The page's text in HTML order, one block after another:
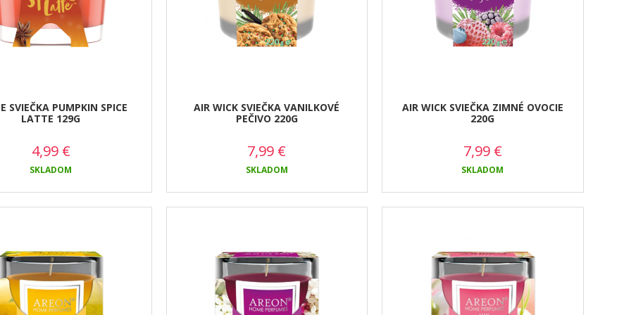
SVIEČKA PUMPKIN SPICE
LATTE 129G
4,99 €
SKLADOM
AIR WICK SVIEČKA VANILKOVÉ
PEČIVO 220G
7,99 €
SKLADOM
AIR WICK SVIEČKA ZIMNÉ OVOCIE
220G
7,99 €
SKLADOM